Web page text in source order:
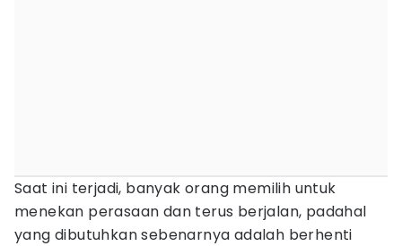
Saat ini terjadi, banyak orang memilih untuk
menekan perasaan dan terus berjalan, padahal
yang dibutuhkan sebenarnya adalah berhenti